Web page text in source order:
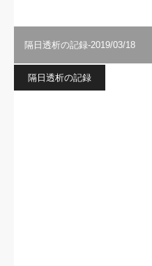
隔日透析の記録-2019/03/18
隔日透析の記録